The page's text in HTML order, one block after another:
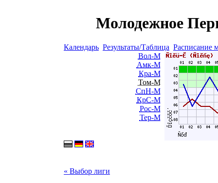
Молодежное
Календарь Результаты/Таблица Расписание
Вол-М
Амк-М
Кра-М
Том-М
СпН-М
КрС-М
Рос-М
Тер-М
« Выбор лиги